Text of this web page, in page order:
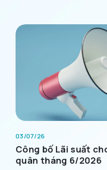
Dịch vụ
Thuê tài chính với người
Hợp tác với nhà cung cấp
Bán và thuê lại
Thuê vận hành
Nhận tiền gửi của tổ
E-invoice
Giải đáp
03/07/26
Công bố Lãi suất
quân tháng 6/2026